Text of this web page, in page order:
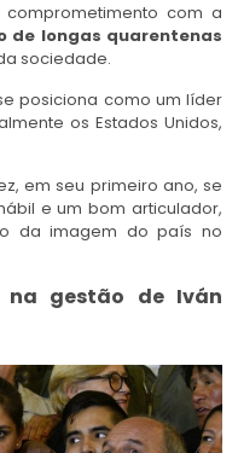
comprometimento com a
de longas quarentenas
sociedade.
posiciona como um líder
os Estados Unidos,
em seu primeiro ano, se
e um bom articulador,
da imagem do país no
na gestão de Iván